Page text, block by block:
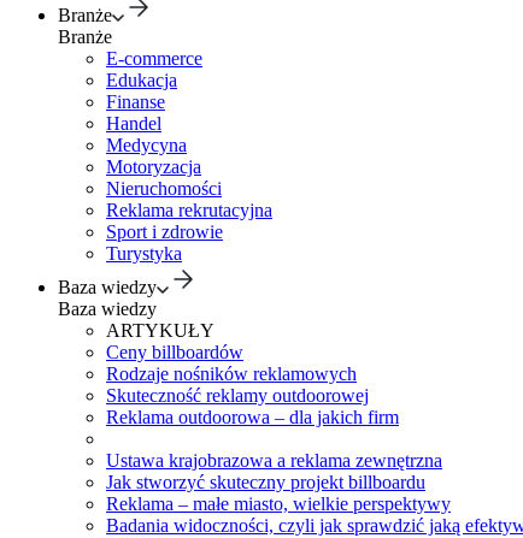
Branże
Branże
E-commerce
Edukacja
Finanse
Handel
Medycyna
Motoryzacja
Nieruchomości
Reklama rekrutacyjna
Sport i zdrowie
Turystyka
Baza wiedzy
Baza wiedzy
ARTYKUŁY
Ceny billboardów
Rodzaje nośników reklamowych
Skuteczność reklamy outdoorowej
Reklama outdoorowa – dla jakich firm
Ustawa krajobrazowa a reklama zewnętrzna
Jak stworzyć skuteczny projekt billboardu
Reklama – małe miasto, wielkie perspektywy
Badania widoczności, czyli jak sprawdzić jaką